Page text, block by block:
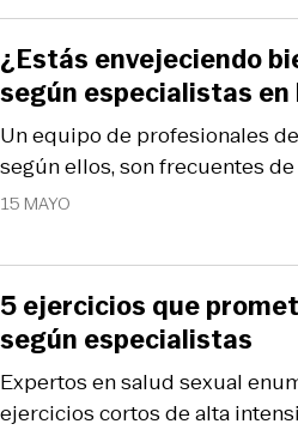
15 MAYO
Un equipo de profesionales
según ellos, son frecuentes
¿Estás envejeciendo
según especialistas en
Expertos en salud sexual
ejercicios cortos de alta
5 ejercicios que
según especialistas